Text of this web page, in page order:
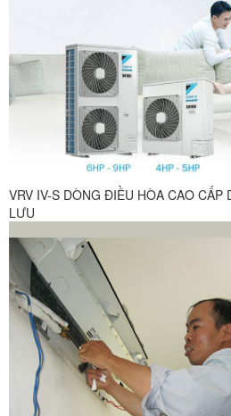
VRV IV-S DÒNG ĐIỀU HÒA CAO CẤP
LƯU